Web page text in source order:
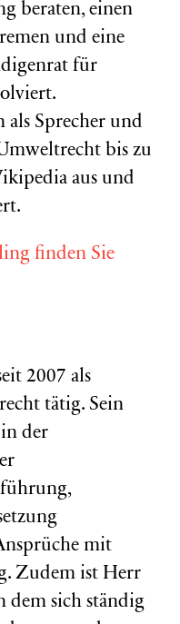
beraten, einen
und eine
für
als Sprecher und
bis zu
aus und
finden Sie
2007 als
tätig. Sein
der
mit
Zudem ist Herr
dem sich ständig